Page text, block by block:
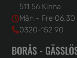
511 56 Kinna
Mån - Fre 06.30
0320-152 90
BORÅS -